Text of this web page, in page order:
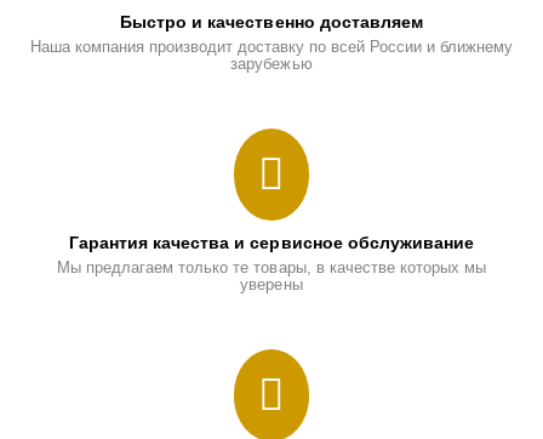
Быстро и качественно доставляем
Наша компания производит доставку по всей России и ближнему
зарубежью
Гарантия качества и сервисное обслуживание
Мы предлагаем только те товары, в качестве которых мы
уверены